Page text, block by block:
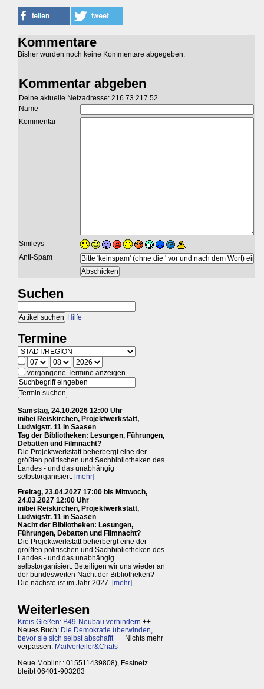
Kommentare
Bisher wurden noch keine Kommentare abgegeben.
Kommentar abgeben
Deine aktuelle Netzadresse: 216.73.217.52
Name
Kommentar
Smileys
Anti-Spam
Suchen
Hilfe
Termine
vergangene Termine anzeigen
Samstag, 24.10.2026 12:00 Uhr
in/bei Reiskirchen, Projektwerkstatt,
Ludwigstr. 11 in Saasen
Tag der Bibliotheken: Lesungen, Führungen,
Debatten und Filmnacht?
Die Projektwerkstatt beherbergt eine der
größten politischen und Sachbibliotheken des
Landes - und das unabhängig
selbstorganisiert. [mehr]
Freitag, 23.04.2027 17:00 bis Mittwoch,
24.03.2027 12:00 Uhr
in/bei Reiskirchen, Projektwerkstatt,
Ludwigstr. 11 in Saasen
Nacht der Bibliotheken: Lesungen,
Führungen, Debatten und Filmnacht?
Die Projektwerkstatt beherbergt eine der
größten politischen und Sachbibliotheken des
Landes - und das unabhängig
selbstorganisiert. Beteiligen wir uns wieder an
der bundesweiten Nacht der Bibliotheken?
Die nächste ist im Jahr 2027. [mehr]
Weiterlesen
Kreis Gießen: B49-Neubau verhindern ++
Neues Buch: Die Demokratie überwinden,
bevor sie sich selbst abschafft++ Nichts mehr
verpassen: Mailverteiler&Chats
Neue Mobilnr.: 015511439808), Festnetz
bleibt 06401-903283